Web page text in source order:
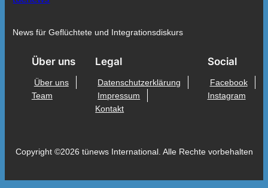
News für Geflüchtete und Integrationsdiskurs
Über uns
Über uns
Team
Legal
Datenschutzerklärung
Impressum
Kontakt
Social
Facebook
Instagram
Copyright ©2026 tünews International. Alle Rechte vorbehalten